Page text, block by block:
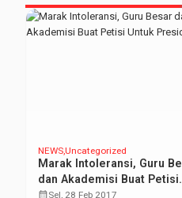
NEWSUncategorized
Marak Intoleransi, Guru
dan Akademisi Buat Petisi
Untuk Presiden
calendar_monthSel, 28 Feb 2017